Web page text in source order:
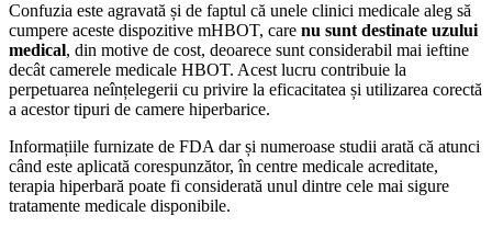
Confuzia este agravată și de faptul că unele clinici medicale aleg să
cumpere aceste dispozitive mHBOT, care nu sunt destinate uzului
medical, din motive de cost, deoarece sunt considerabil mai ieftine
decât camerele medicale HBOT. Acest lucru contribuie la
perpetuarea neînțelegerii cu privire la eficacitatea și utilizarea corectă
a acestor tipuri de camere hiperbarice.
Informațiile furnizate de FDA dar și numeroase studii arată că atunci
când este aplicată corespunzător, în centre medicale acreditate,
terapia hiperbară poate fi considerată unul dintre cele mai sigure
tratamente medicale disponibile.